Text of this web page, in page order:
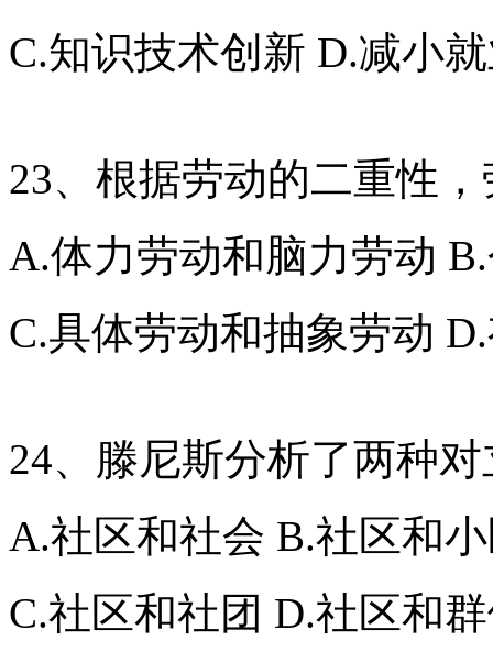
C.知识技术创新 D.减小
23、根据劳动的二重性
A.体力劳动和脑力劳动
C.具体劳动和抽象劳动
24、滕尼斯分析了两种
A.社区和社会 B.社区和
C.社区和社团 D.社区和